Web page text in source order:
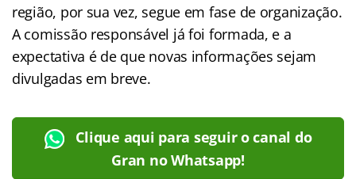
região, por sua vez, segue em fase de organização.
A comissão responsável já foi formada, e a
expectativa é de que novas informações sejam
divulgadas em breve.
Clique aqui para seguir o canal do
Gran no Whatsapp!